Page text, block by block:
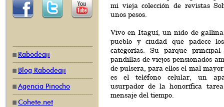
Rabodeají
Blog Rabodeají
Agencia Pinocho
Cohete.net
mi vieja colección de revistas
unos pesos.
Vivo en Itagüí, un nido de
pueblo y ciudad que padece
categorías. Su parque
pandillas de viejos pensionados
de pulsera, para ellos el mal
es el teléfono celular, un
usurpador de la honorífica
mensaje del tiempo.